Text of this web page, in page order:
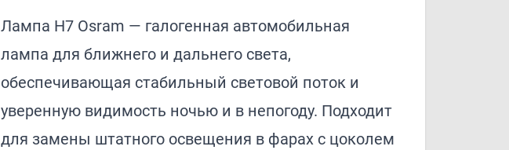
Лампа H7 Osram — галогенная автомобильная
лампа для ближнего и дальнего света,
обеспечивающая стабильный световой поток и
уверенную видимость ночью и в непогоду. Подходит
для замены штатного освещения в фарах с цоколем